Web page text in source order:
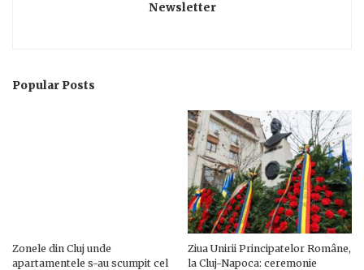
Newsletter
Popular Posts
Zonele din Cluj unde
apartamentele s-au scumpit cel
Ziua Unirii Principatelor Române,
la Cluj-Napoca: ceremonie